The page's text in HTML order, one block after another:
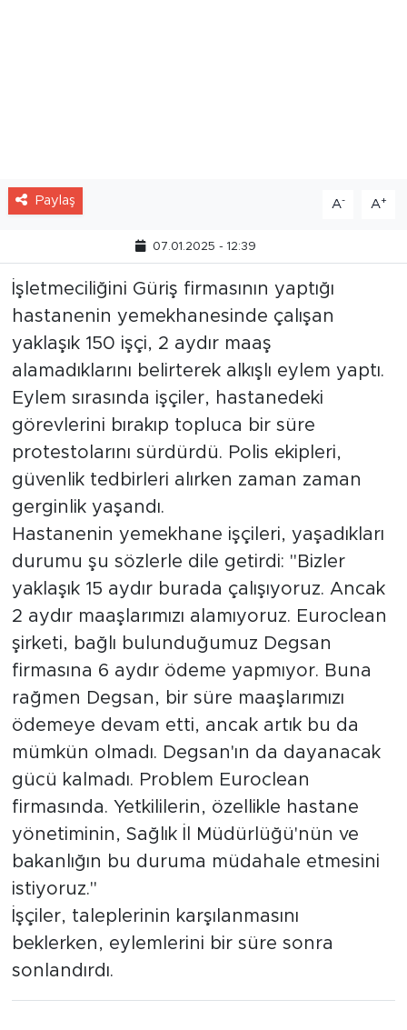
Paylaş - +
İşletmeciliğini Güriş firmasının yaptığı
hastanenin yemekhanesinde çalışan
yaklaşık 150 işçi, 2 aydır maaş
alamadıklarını belirterek alkışlı eylem yaptı.
Eylem sırasında işçiler, hastanedeki
görevlerini bırakıp topluca bir süre
protestolarını sürdürdü. Polis ekipleri,
güvenlik tedbirleri alırken zaman zaman
gerginlik yaşandı.
Hastanenin yemekhane işçileri, yaşadıkları
durumu şu sözlerle dile getirdi: "Bizler
yaklaşık 15 aydır burada çalışıyoruz. Ancak
2 aydır maaşlarımızı alamıyoruz. Euroclean
şirketi, bağlı bulunduğumuz Degsan
firmasına 6 aydır ödeme yapmıyor. Buna
rağmen Degsan, bir süre maaşlarımızı
ödemeye devam etti, ancak artık bu da
mümkün olmadı. Degsan'ın da dayanacak
gücü kalmadı. Problem Euroclean
firmasında. Yetkililerin, özellikle hastane
yönetiminin, Sağlık İl Müdürlüğü'nün ve
bakanlığın bu duruma müdahale etmesini
istiyoruz."
İşçiler, taleplerinin karşılanmasını
beklerken, eylemlerini bir süre sonra
sonlandırdı.